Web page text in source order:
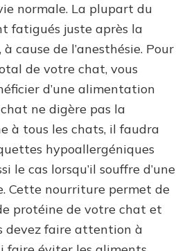
normale. La plupart du
fatigués juste après la
cause de l’anesthésie. Pour
de votre chat, vous
d’une alimentation
ne digère pas la
à tous les chats, il faudra
hypoallergéniques
le cas lorsqu’il souffre d’une
Cette nourriture permet de
protéine de votre chat et
devez faire attention à